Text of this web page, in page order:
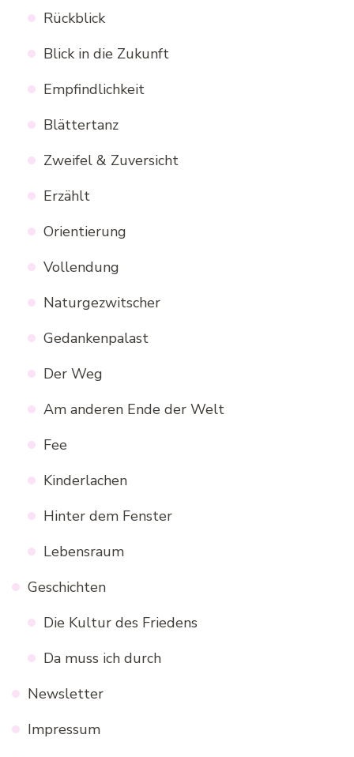
Rückblick
Blick in die Zukunft
Empfindlichkeit
Blättertanz
Zweifel & Zuversicht
Erzählt
Orientierung
Vollendung
Naturgezwitscher
Gedankenpalast
Der Weg
Am anderen Ende der Welt
Fee
Kinderlachen
Hinter dem Fenster
Lebensraum
Geschichten
Die Kultur des Friedens
Da muss ich durch
Newsletter
Impressum